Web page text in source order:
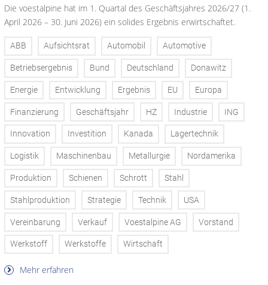
Die voestalpine hat im 1. Quartal des Geschäftsjahres 2026/27 (1.
April 2026 – 30. Juni 2026) ein solides Ergebnis erwirtschaftet.
ABB Aufsichtsrat Automobil Automotive
Betriebsergebnis Bund Deutschland Donawitz
Energie Entwicklung Ergebnis EU Europa
Finanzierung Geschäftsjahr HZ Industrie ING
Innovation Investition Kanada Lagertechnik
Logistik Maschinenbau Metallurgie Nordamerika
Produktion Schienen Schrott Stahl
Stahlproduktion Strategie Technik USA
Vereinbarung Verkauf Voestalpine AG Vorstand
Werkstoff Werkstoffe Wirtschaft
Mehr erfahren